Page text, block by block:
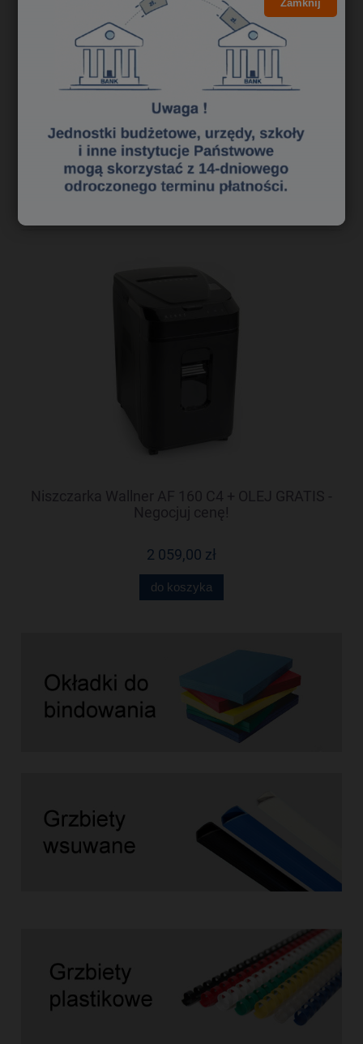
61,50 zł
do koszyka
« 1 2 3 »
Niszczarka Wallner AF 160 C4 + OLEJ GRATIS -
Negocjuj cenę!
2 059,00 zł
do koszyka
Zamknij